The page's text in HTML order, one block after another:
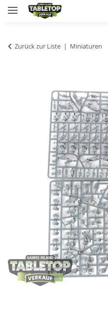
Zurück zur Liste Miniaturen